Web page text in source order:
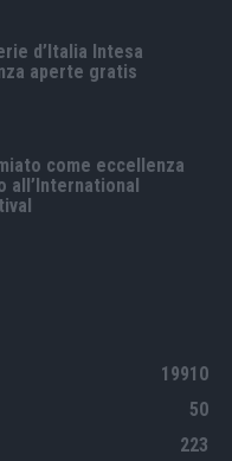
d’Italia Intesa
aperte gratis
come eccellenza
all’International
19910
50
223